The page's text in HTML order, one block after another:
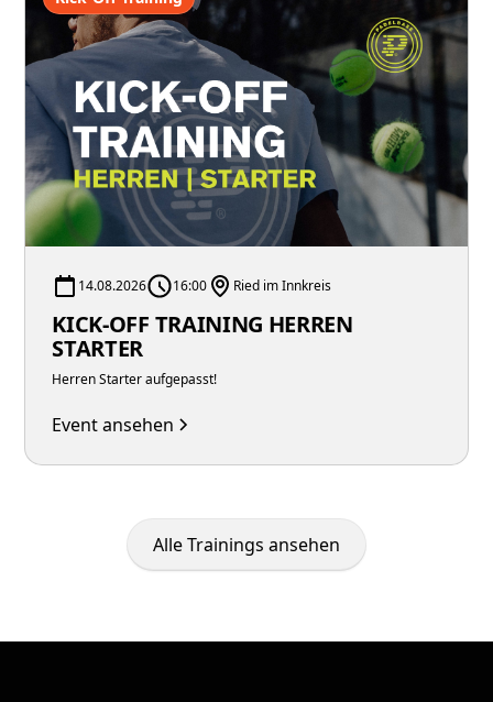
14.08.2026 16:00 Ried im Innkreis
KICK-OFF TRAINING HERREN
STARTER
Herren Starter aufgepasst!
Event ansehen
Alle Trainings ansehen